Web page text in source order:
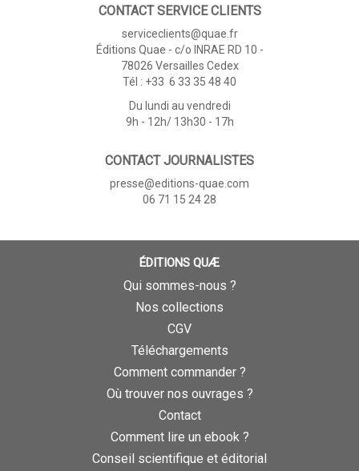
CONTACT SERVICE CLIENTS
serviceclients@quae.fr
Éditions Quae - c/o INRAE RD 10 -
78026 Versailles Cedex
Tél : +33 6 33 35 48 40
Du lundi au vendredi
9h - 12h/ 13h30 - 17h
CONTACT JOURNALISTES
presse@editions-quae.com
06 71 15 24 28
ÉDITIONS QUÆ
Qui sommes-nous ?
Nos collections
CGV
Téléchargements
Comment commander ?
Où trouver nos ouvrages ?
Contact
Comment lire un ebook ?
Conseil scientifique et éditorial